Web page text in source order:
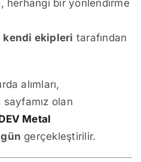
herhangi bir yönlendirme
kendi ekipleri tarafından
alımları,
olan
Metal
gün gerçekleştirilir.